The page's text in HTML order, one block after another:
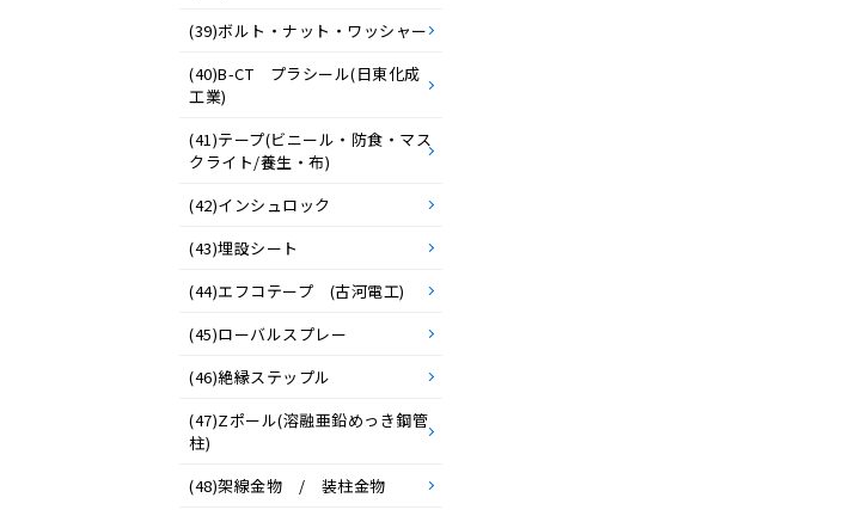
(39)ボルト・ナット・ワッシャー
(40)B-CT プラシール(日東化成
工業)
(41)テープ(ビニール・防食・マス
クライト/養生・布)
(42)インシュロック
(43)埋設シート
(44)エフコテープ (古河電工)
(45)ローバルスプレー
(46)絶縁ステップル
(47)Zポール(溶融亜鉛めっき鋼管
柱)
(48)架線金物 / 装柱金物